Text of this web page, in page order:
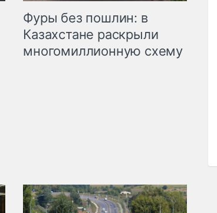
Фуры без пошлин: в
Казахстане раскрыли
многомиллионную схему